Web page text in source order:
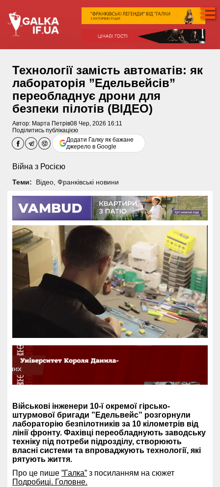
Технології замість автоматів: як
лабораторія ”Едельвейсів”
переобладнує дрони для
безпеки пілотів (ВІДЕО)
Автор: Марта Петрів08 Чер, 2026 16:11
Поділитись публікацією
Додати Галку як бажане
джерело в Google
Війна з Росією
Теми: Відео, Франківські новини
Військові інженери 10-ї окремої гірсько-
штурмової бригади ”Едельвейс” розгорнули
лабораторію безпілотників за 10 кілометрів від
лінії фронту. Фахівці переобладнують заводську
техніку під потреби підрозділу, створюють
власні системи та впроваджують технології, які
рятують життя.
Про це пише ”Галка” з посиланням на сюжет
Подробиці. Головне.